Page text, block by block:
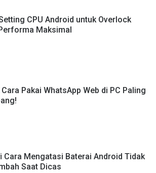
CPU Android untuk Overlock
Maksimal
Cara Pakai WhatsApp Web di PC Paling
Cara Mengatasi Baterai Android Tidak
Saat Dicas